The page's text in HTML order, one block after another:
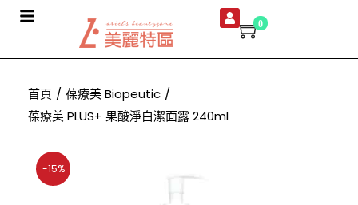
0
首頁 / 葆療美 Biopeutic /
葆療美 PLUS+ 果酸淨白潔面露 240ml
-15%